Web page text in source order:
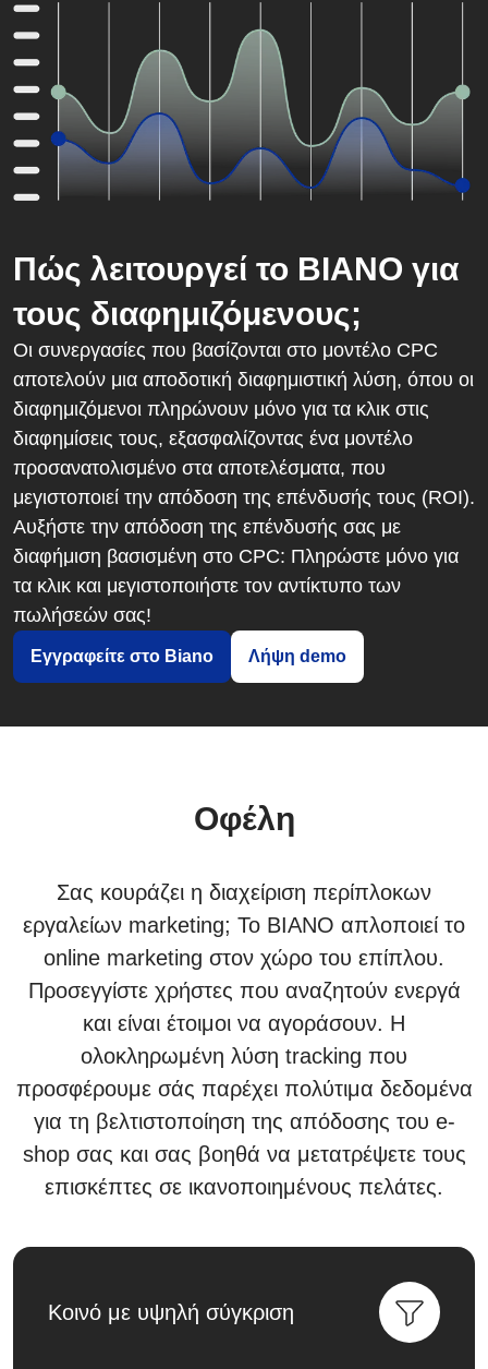
Πώς λειτουργεί το BIANO για
τους διαφημιζόμενους;
Οι συνεργασίες που βασίζονται στο μοντέλο CPC
αποτελούν μια αποδοτική διαφημιστική λύση, όπου οι
διαφημιζόμενοι πληρώνουν μόνο για τα κλικ στις
διαφημίσεις τους, εξασφαλίζοντας ένα μοντέλο
προσανατολισμένο στα αποτελέσματα, που
μεγιστοποιεί την απόδοση της επένδυσής τους (ROI).
Αυξήστε την απόδοση της επένδυσής σας με
διαφήμιση βασισμένη στο CPC: Πληρώστε μόνο για
τα κλικ και μεγιστοποιήστε τον αντίκτυπο των
πωλήσεών σας!
Εγγραφείτε στο Biano Λήψη demo
Οφέλη
Σας κουράζει η διαχείριση περίπλοκων
εργαλείων marketing; Το BIANO απλοποιεί το
online marketing στον χώρο του επίπλου.
Προσεγγίστε χρήστες που αναζητούν ενεργά
και είναι έτοιμοι να αγοράσουν. Η
ολοκληρωμένη λύση tracking που
προσφέρουμε σάς παρέχει πολύτιμα δεδομένα
για τη βελτιστοποίηση της απόδοσης του e-
shop σας και σας βοηθά να μετατρέψετε τους
επισκέπτες σε ικανοποιημένους πελάτες.
Κοινό με υψηλή σύγκριση